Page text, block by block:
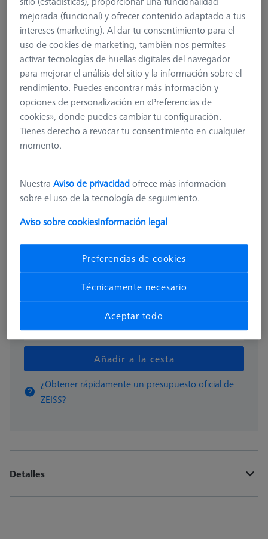
ProMax para ZEISS O-INSPECT 322
626100-9700-000
8.528,00 €
pzas
Añadir a la cesta
¿Obtener rápidamente un presupuesto oficial de
ZEISS?
Detalles
mejorada (funcional) y ofrecer contenido adaptado a tus
intereses (marketing). Al dar tu consentimiento para el
uso de cookies de marketing, también nos permites
activar tecnologías de huellas digitales del navegador
para mejorar el análisis del sitio y la información sobre el
rendimiento. Puedes encontrar más información y
opciones de personalización en «Preferencias de
cookies», donde puedes cambiar tu configuración.
Tienes derecho a revocar tu consentimiento en cualquier
momento.
NuestraAviso de privacidadofrece más información
sobre el uso de la tecnología de seguimiento.
Aviso sobre cookiesInformación legal
Preferencias de cookies
Técnicamente necesario
Aceptar todo